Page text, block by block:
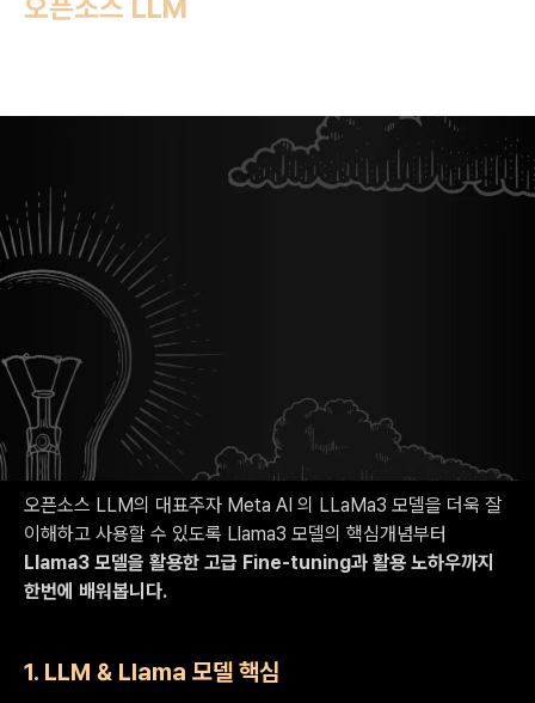
오픈소스 LLM
Overview
최적화 된 AI 서비스 구현을 위한 오픈소스
LLM인 Llama3을 활용한 Fine-tuning
마스터클래스
오픈소스 LLM의 대표주자 Meta AI 의 LLaMa3 모델을 더욱 잘
이해하고 사용할 수 있도록 Llama3 모델의 핵심개념부터
Llama3 모델을 활용한 고급 Fine-tuning과 활용 노하우까지
한번에 배워봅니다.
1. LLM & Llama 모델 핵심